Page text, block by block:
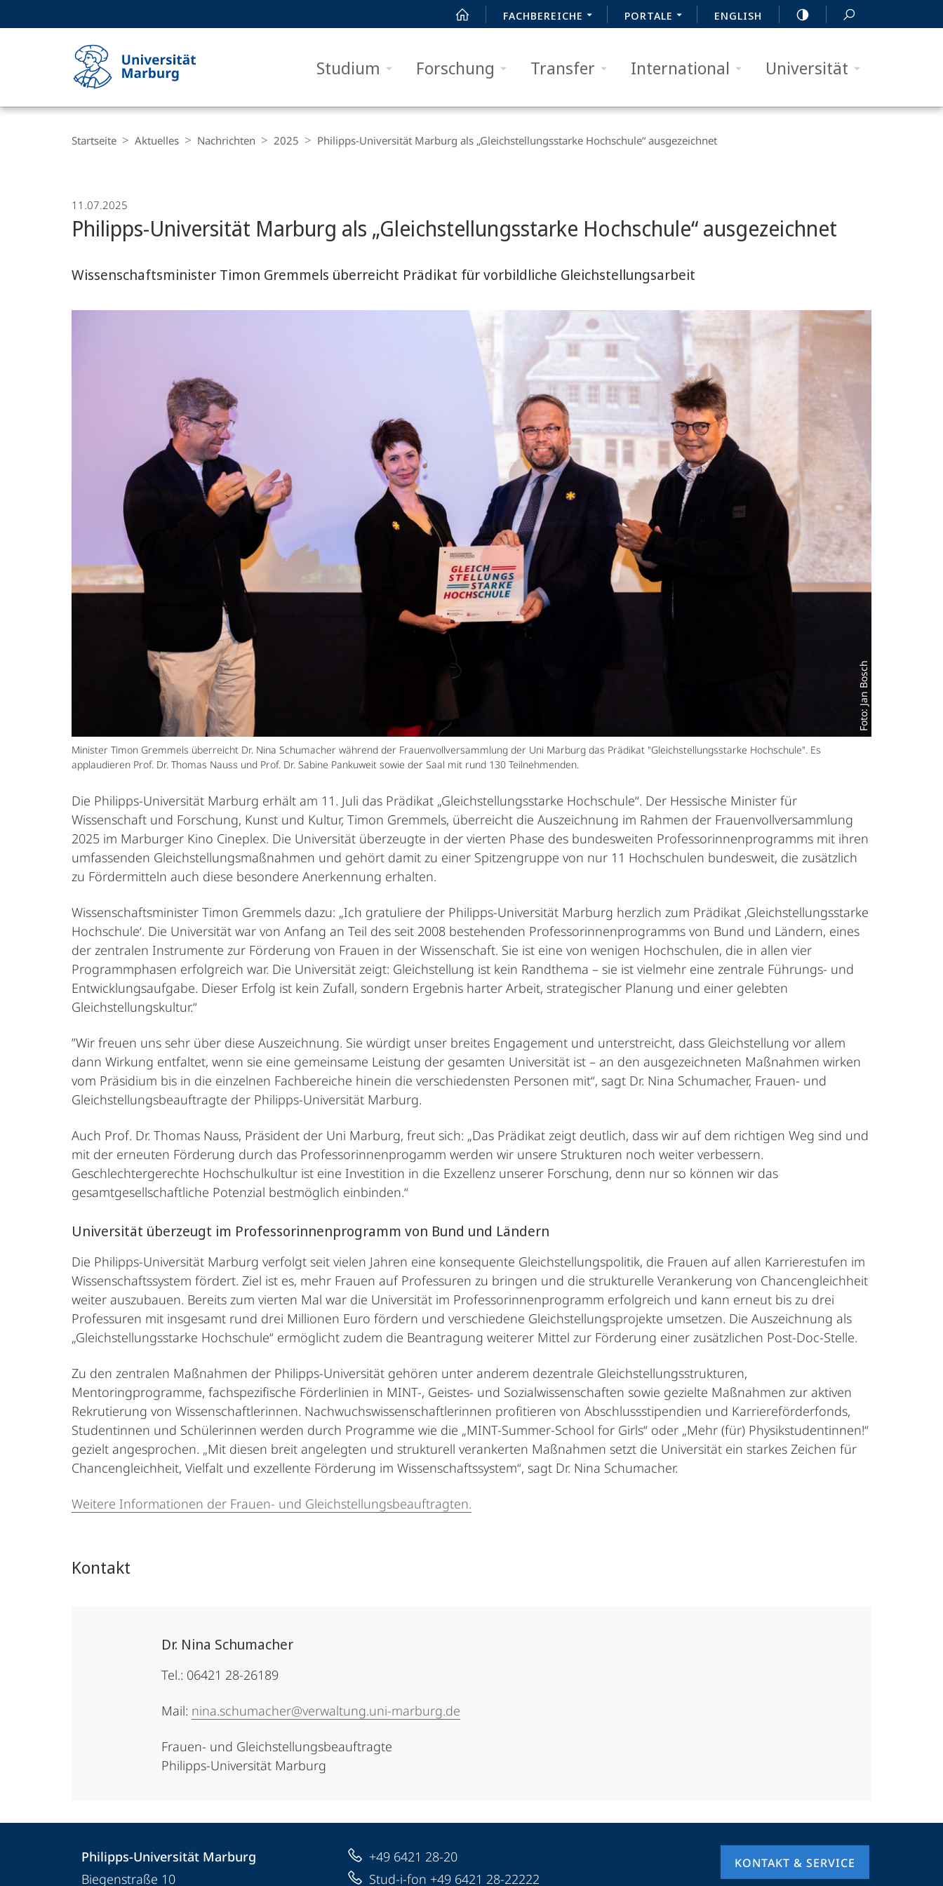
FACHBEREICHE PORTALE ENGLISH
Studium Forschung Transfer International Universität
Philipps-
Marburg
Navigation
Startseite Aktuelles Nachrichten 2025 Philipps-Universität Marburg als „Gleichstellungsstarke Hochschule“ ausgezeichnet
11.07.2025
Philipps-Universität Marburg als „Gleichstellungsstarke Hochschule“ ausgezeichnet
Wissenschaftsminister Timon Gremmels überreicht Prädikat für vorbildliche Gleichstellungsarbeit
Foto: Jan Bosch
Minister Timon Gremmels überreicht Dr. Nina Schumacher während der Frauenvollversammlung der Uni Marburg das Prädikat "Gleichstellungsstarke Hochschule". Es
applaudieren Prof. Dr. Thomas Nauss und Prof. Dr. Sabine Pankuweit sowie der Saal mit rund 130 Teilnehmenden.
Die Philipps-Universität Marburg erhält am 11. Juli das Prädikat „Gleichstellungsstarke Hochschule“. Der Hessische Minister für
Wissenschaft und Forschung, Kunst und Kultur, Timon Gremmels, überreicht die Auszeichnung im Rahmen der Frauenvollversammlung
2025 im Marburger Kino Cineplex. Die Universität überzeugte in der vierten Phase des bundesweiten Professorinnenprogramms mit ihren
umfassenden Gleichstellungsmaßnahmen und gehört damit zu einer Spitzengruppe von nur 11 Hochschulen bundesweit, die zusätzlich
zu Fördermitteln auch diese besondere Anerkennung erhalten.
Wissenschaftsminister Timon Gremmels dazu: „Ich gratuliere der Philipps-Universität Marburg herzlich zum Prädikat ‚Gleichstellungsstarke
Hochschule‘. Die Universität war von Anfang an Teil des seit 2008 bestehenden Professorinnenprogramms von Bund und Ländern, eines
der zentralen Instrumente zur Förderung von Frauen in der Wissenschaft. Sie ist eine von wenigen Hochschulen, die in allen vier
Programmphasen erfolgreich war. Die Universität zeigt: Gleichstellung ist kein Randthema – sie ist vielmehr eine zentrale Führungs- und
Entwicklungsaufgabe. Dieser Erfolg ist kein Zufall, sondern Ergebnis harter Arbeit, strategischer Planung und einer gelebten
Gleichstellungskultur.“
”Wir freuen uns sehr über diese Auszeichnung. Sie würdigt unser breites Engagement und unterstreicht, dass Gleichstellung vor allem
dann Wirkung entfaltet, wenn sie eine gemeinsame Leistung der gesamten Universität ist – an den ausgezeichneten Maßnahmen wirken
vom Präsidium bis in die einzelnen Fachbereiche hinein die verschiedensten Personen mit“, sagt Dr. Nina Schumacher, Frauen- und
Gleichstellungsbeauftragte der Philipps-Universität Marburg.
Auch Prof. Dr. Thomas Nauss, Präsident der Uni Marburg, freut sich: „Das Prädikat zeigt deutlich, dass wir auf dem richtigen Weg sind und
mit der erneuten Förderung durch das Professorinnenprogamm werden wir unsere Strukturen noch weiter verbessern.
Geschlechtergerechte Hochschulkultur ist eine Investition in die Exzellenz unserer Forschung, denn nur so können wir das
gesamtgesellschaftliche Potenzial bestmöglich einbinden.“
Universität überzeugt im Professorinnenprogramm von Bund und Ländern
Die Philipps-Universität Marburg verfolgt seit vielen Jahren eine konsequente Gleichstellungspolitik, die Frauen auf allen Karrierestufen im
Wissenschaftssystem fördert. Ziel ist es, mehr Frauen auf Professuren zu bringen und die strukturelle Verankerung von Chancengleichheit
weiter auszubauen. Bereits zum vierten Mal war die Universität im Professorinnenprogramm erfolgreich und kann erneut bis zu drei
Professuren mit insgesamt rund drei Millionen Euro fördern und verschiedene Gleichstellungsprojekte umsetzen. Die Auszeichnung als
„Gleichstellungsstarke Hochschule“ ermöglicht zudem die Beantragung weiterer Mittel zur Förderung einer zusätzlichen Post-Doc-Stelle.
Zu den zentralen Maßnahmen der Philipps-Universität gehören unter anderem dezentrale Gleichstellungsstrukturen,
Mentoringprogramme, fachspezifische Förderlinien in MINT-, Geistes- und Sozialwissenschaften sowie gezielte Maßnahmen zur aktiven
Rekrutierung von Wissenschaftlerinnen. Nachwuchswissenschaftlerinnen profitieren von Abschlussstipendien und Karriereförderfonds,
Studentinnen und Schülerinnen werden durch Programme wie die „MINT-Summer-School for Girls“ oder „Mehr (für) Physikstudentinnen!“
gezielt angesprochen. „Mit diesen breit angelegten und strukturell verankerten Maßnahmen setzt die Universität ein starkes Zeichen für
Chancengleichheit, Vielfalt und exzellente Förderung im Wissenschaftssystem“, sagt Dr. Nina Schumacher.
Weitere Informationen der Frauen- und Gleichstellungsbeauftragten.
Kontakt
Dr. Nina Schumacher
Tel.: 06421 28-26189
Mail: nina.schumacher@verwaltung.uni-marburg.de
Frauen- und Gleichstellungsbeauftragte
Philipps-Universität Marburg
Kontaktinformationen
Philipps-
Philipps-Universität Marburg
Biegenstraße 10
+49 6421 28-20
Stud-i-fon +49 6421 28-22222
KONTAKT & SERVICE